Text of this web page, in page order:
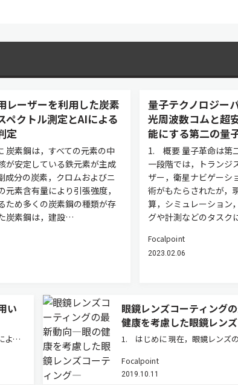
レーザーを利用した炭素
ペクトル測定とAIによる
定
素鋼は，すべての元素の中
が安定している鉄元素が主成
成分の炭素，クロムおよびニ
元素含有量により引張強度，
ため多くの炭素鋼の種類が存
炭素鋼は，建設…
量子テクノロジ
光周波数コムと超
能にする第二の量
1. 概要 量子革命は第
一段階では，トランジ
ザー，衛星ナビゲーシ
術がもたらされたが，
算，シミュレーション
グや計測などのタスク
Focalpoint
2023.02.06
い
より
ス
眼鏡レンズコーティング
健康を考慮した眼鏡レン
1. はじめに 現在，眼鏡レンズ
れにくい，加工し易いなど，メ
が，キズや熱に対する耐性はガ
Focalpoint
2019.10.11